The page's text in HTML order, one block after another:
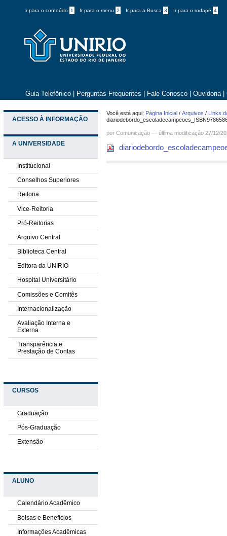
Ir para o conteúdo 1 Ir para o menu 2 Ir para a Busca 3 Ir para o rodapé 4
Guia Telefônico Perguntas Frequentes Fale Conosco Ouvidoria
ACESSO À INFORMAÇÃO
A UNIVERSIDADE
Institucional
Conselhos Superiores
Reitoria
Vice-Reitoria
Pró-Reitorias
Arquivo Central
Biblioteca Central
Editora da UNIRIO
Hospital Universitário
Comissões e Comitês
Internacionalização
Avaliação Interna e
Externa
Transparência e
Prestação de Contas
CURSOS
Graduação
Pós-Graduação
Extensão
ALUNO
Calendário Acadêmico
Bolsas e Benefícios
Informações Acadêmicas
Você está aqui: Página Inicial /Arquivos / Links
porComunicação —última modificação 27/12/